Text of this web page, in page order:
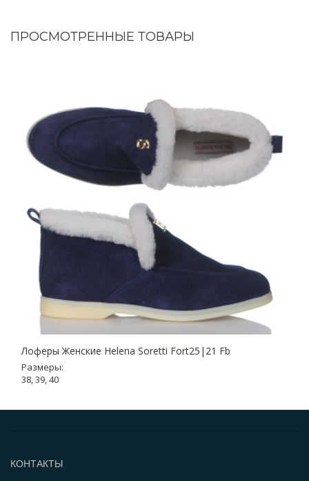
ПРОСМОТРЕННЫЕ ТОВАРЫ
Лоферы Женские Helena Soretti Fort25|21 Fb
Размеры:
38, 39, 40
КОНТАКТЫ